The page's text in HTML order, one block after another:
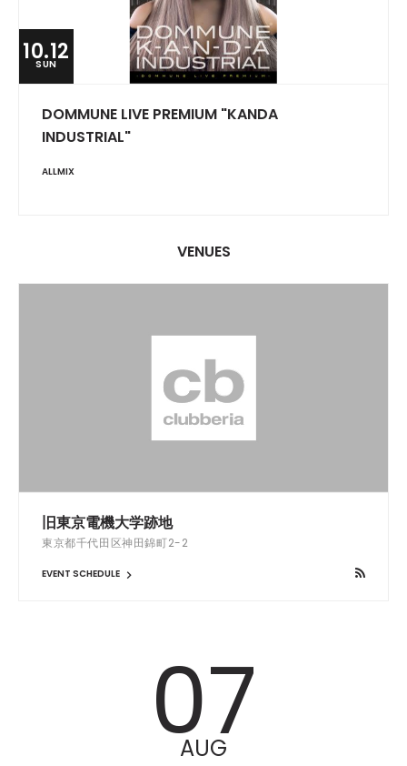
10.12
SUN
DOMMUNE LIVE PREMIUM "KANDA
INDUSTRIAL"
ALLMIX
VENUES
旧東京電機大学跡地
東京都千代田区神田錦町2-2
EVENT SCHEDULE
07
AUG